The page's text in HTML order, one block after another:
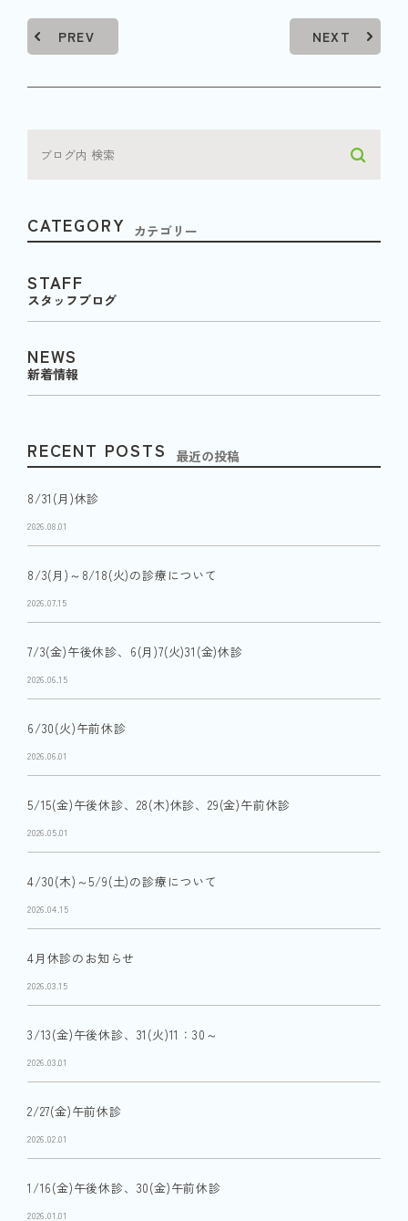
PREV NEXT
CATEGORY カテゴリー
STAFF
スタッフブログ
NEWS
新着情報
RECENT POSTS 最近の投稿
8/31(月)休診
2026.08.01
8/3(月)～8/18(火)の診療について
2026.07.15
7/3(金)午後休診、6(月)7(火)31(金)休診
2026.06.15
6/30(火)午前休診
2026.06.01
5/15(金)午後休診、28(木)休診、29(金)午前休診
2026.05.01
4/30(木)～5/9(土)の診療について
2026.04.15
4月休診のお知らせ
2026.03.15
3/13(金)午後休診、31(火)11：30～
2026.03.01
2/27(金)午前休診
2026.02.01
1/16(金)午後休診、30(金)午前休診
2026.01.01